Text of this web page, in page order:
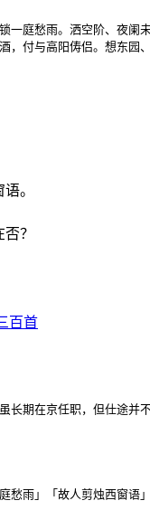
一庭愁雨。洒空阶、夜
，付与高阳俦侣。想东
。
？
百首
长期在京任职，但仕途
愁雨」「故人剪烛西窗语